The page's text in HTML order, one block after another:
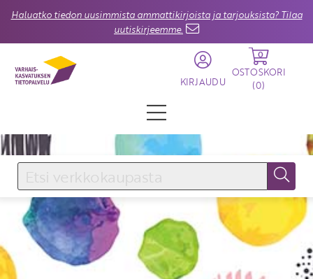
Haluatko tiedon uusimmista ammattikirjoista ja tarjouksista? Tilaa
uutiskirjeemme.
KIRJAUDU
0
OSTOSKORI
(0)
KIRJAUDU SISÄÄN
Käyttäjätunnus
Salasana